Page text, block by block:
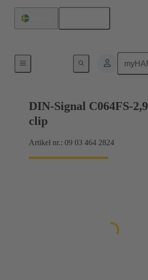
Förbindning moderkort till dotterkort
DIN-Signal C064FS-
clip
Artikel nr.: 09 03 464 2824